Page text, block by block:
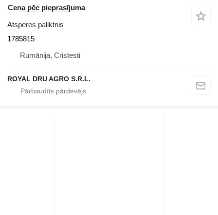
Cena pēc pieprasījuma
Atsperes paliktnis
1785815
Rumānija, Cristesti
ROYAL DRU AGRO S.R.L.